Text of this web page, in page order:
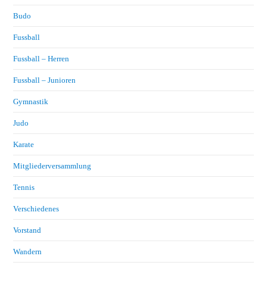
Budo
Fussball
Fussball – Herren
Fussball – Junioren
Gymnastik
Judo
Karate
Mitgliederversammlung
Tennis
Verschiedenes
Vorstand
Wandern